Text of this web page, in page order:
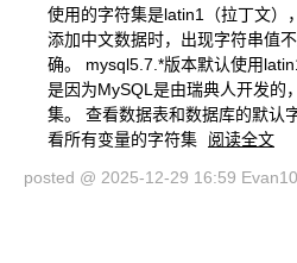
使用的字符集是latin1（拉丁文）
添加中文数据时，出现字符串值
确。 mysql5.7.*版本默认使用
是因为MySQL是由瑞典人开发的
集。 查看数据表和数据库的默认
看所有变量的字符集
阅读全文
posted @ 2025-12-29 16:59